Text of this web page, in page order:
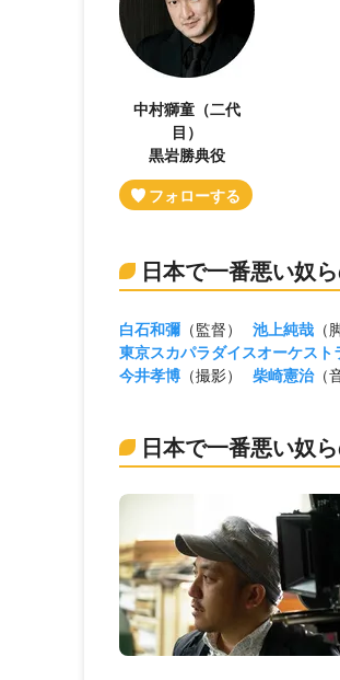
中村獅童（二代
目）
黒岩勝典役
日本で一番悪い奴
白石和彌 （監督） 池上純哉 （
東京スカパラダイスオーケス
今井孝博 （撮影） 柴崎憲治（
日本で一番悪い奴